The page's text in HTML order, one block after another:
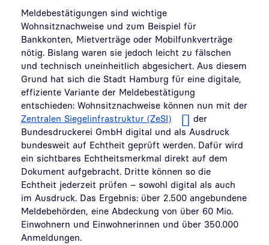
Meldebestätigungen sind wichtige
Wohnsitznachweise und zum Beispiel für
Bankkonten, Mietverträge oder Mobilfunkverträge
nötig. Bislang waren sie jedoch leicht zu fälschen
und technisch uneinheitlich abgesichert. Aus diesem
Grund hat sich die Stadt Hamburg für eine digitale,
effiziente Variante der Meldebestätigung
entschieden: Wohnsitznachweise können nun mit der
Zentralen Siegelinfrastruktur (ZeSI)
der
Bundesdruckerei GmbH digital und als Ausdruck
bundesweit auf Echtheit geprüft werden. Dafür wird
ein sichtbares Echtheitsmerkmal direkt auf dem
Dokument aufgebracht. Dritte können so die
Echtheit jederzeit prüfen – sowohl digital als auch
im Ausdruck. Das Ergebnis: über 2.500 angebundene
Meldebehörden, eine Abdeckung von über 60 Mio.
Einwohnern und Einwohnerinnen und über 350.000
Anmeldungen.